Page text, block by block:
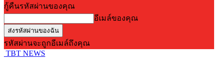
กู้คืนรหัสผ่านของคุณ
อีเมล์ของคุณ
รหัสผ่านจะถูกอีเมล์ถึงคุณ
TBT NEWS